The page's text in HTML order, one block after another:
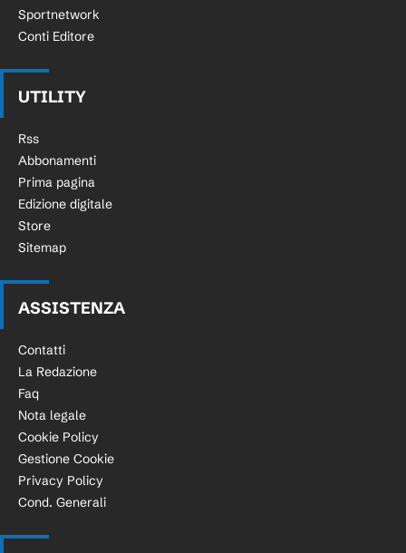
Sportnetwork
Conti Editore
UTILITY
Rss
Abbonamenti
Prima pagina
Edizione digitale
Store
Sitemap
ASSISTENZA
Contatti
La Redazione
Faq
Nota legale
Cookie Policy
Gestione Cookie
Privacy Policy
Cond. Generali